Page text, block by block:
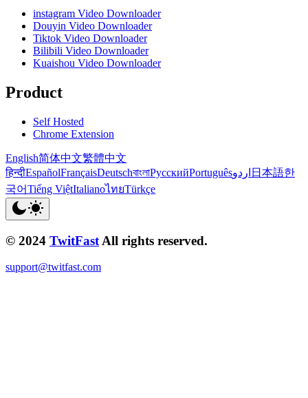
instagram Video Downloader
Douyin Video Downloader
Tiktok Video Downloader
Bilibili Video Downloader
Kuaishou Video Downloader
Product
Self Hosted
Chrome Extension
English简体中文繁體中文
हिन्दीEspañolFrançaisDeutschবাংলাРусскийPortuguêsاردو 日本語한
국어Tiếng ViệtItalianoไทยTürkçe
© 2024 TwitFast All rights reserved.
support@twitfast.com